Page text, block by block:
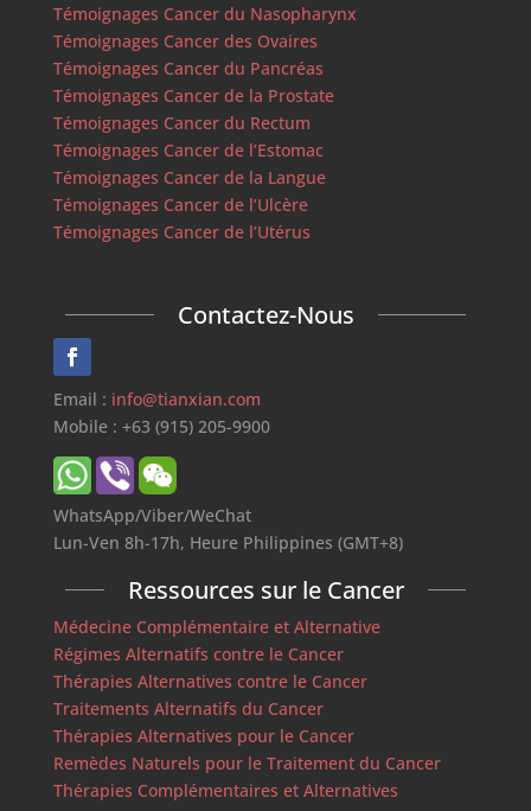
Témoignages Cancer du Nasopharynx
Témoignages Cancer des Ovaires
Témoignages Cancer du Pancréas
Témoignages Cancer de la Prostate
Témoignages Cancer du Rectum
Témoignages Cancer de l’Estomac
Témoignages Cancer de la Langue
Témoignages Cancer de l’Ulcère
Témoignages Cancer de l’Utérus
Contactez-Nous
Email : info@tianxian.com
Mobile : +63 (915) 205-9900
WhatsApp/Viber/WeChat
Lun-Ven 8h-17h, Heure Philippines (GMT+8)
Ressources sur le Cancer
Médecine Complémentaire et Alternative
Régimes Alternatifs contre le Cancer
Thérapies Alternatives contre le Cancer
Traitements Alternatifs du Cancer
Thérapies Alternatives pour le Cancer
Remèdes Naturels pour le Traitement du Cancer
Thérapies Complémentaires et Alternatives